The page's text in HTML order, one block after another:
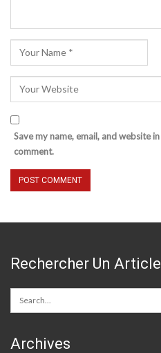
Save my name, email, and website
comment.
Rechercher Un Article
Archives